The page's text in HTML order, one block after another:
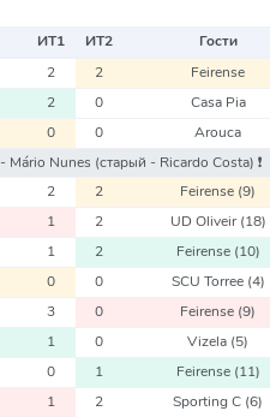
ИТ1 ИТ2 Гости
2 2 Feirense
2 0 Casa Pia
0 0 Arouca
Mário Nunes (старый - Ricardo Costa) ❗️
2 2 Feirense (9)
1 2 UD Oliveir(18)
1 2 Feirense (10)
0 0 SCU Torree (4)
3 0 Feirense (9)
1 0 Vizela (5)
0 1 Feirense (11)
1 2 Sporting C (6)